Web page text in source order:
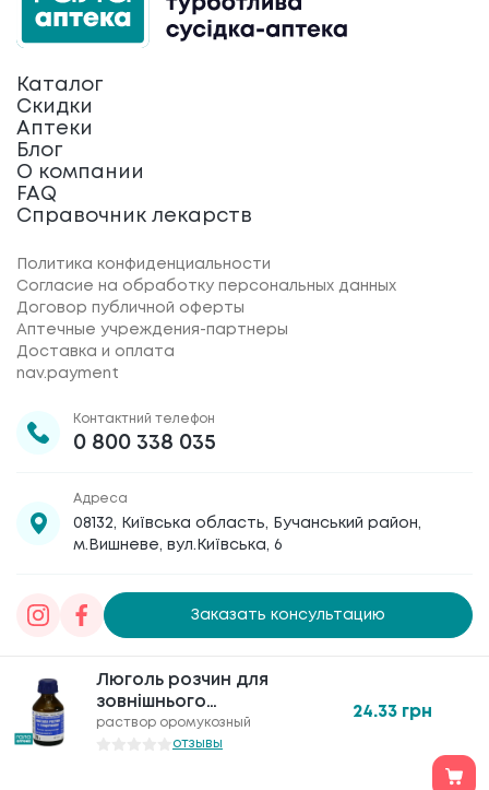
Люголь розчин для
зовнішнього
застосування
раствор оромукозный
отзывы
24.33 грн
Люголь розчин для
зовнішнього
застосування
раствор оромукозный
отзывы
24.33 грн
Каталог
Скидки
Аптеки
Блог
О компании
FAQ
Справочник лекарств
Политика конфиденциальности
Согласие на обработку персональных данных
Договор публичной оферты
Аптечные учреждения-партнеры
Доставка и оплата
nav.payment
Контактний телефон
0 800 338 035
Адреса
08132, Київська область, Бучанський район,
м.Вишневе, вул.Київська, 6
Заказать консультацию
Товариство з обмеженою відповідальністю
«Галафарм», код ЄДРПОУ 30886474 © 2020-2026